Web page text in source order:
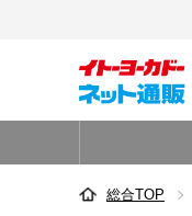
総合TOP